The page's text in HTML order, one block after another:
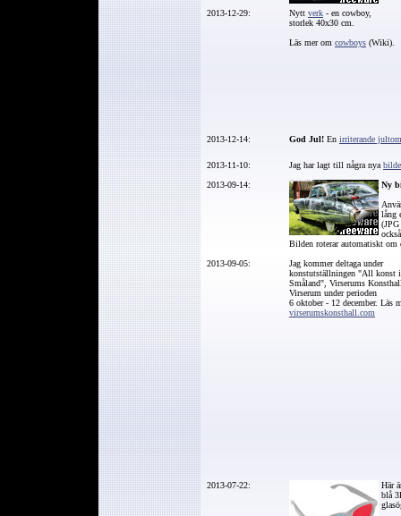
2013-12-29:
Nytt verk - en cowboy,
storlek 40x30 cm.
Läs mer om cowboys (Wiki).
2013-12-14: God Jul! En irriterande
2013-11-10: Jag har lagt till några nya
2013-09-14:
Ny
lång
Bilden roterar automatiskt om
2013-09-05:
Jag kommer deltaga under
konstutställningen "All konst i
Småland", Virserums
Virserum under perioden
6 oktober - 12 december. Läs
virserumskonsthall.com
2013-07-22:
Här
blå